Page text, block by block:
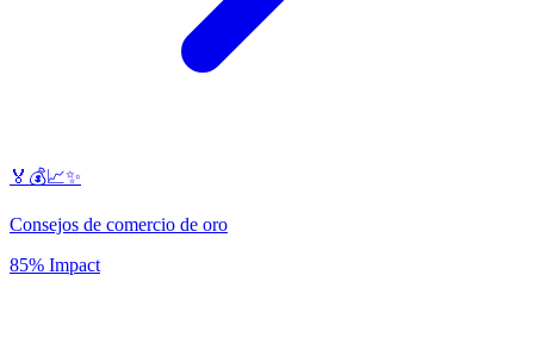
🏅💰📈✨
Consejos de comercio de oro
85% Impact